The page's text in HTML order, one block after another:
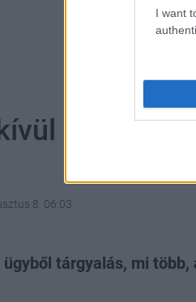
I want
egyezett
8. 06:03
ügyből tárgyalás, mi